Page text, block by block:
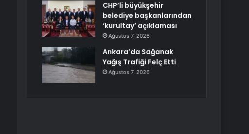
CHP’li büyükşehir
belediye başkanlarından
‘kurultay’ açıklaması
Ağustos 7, 2026
Ankara’da Sağanak
Yağış Trafiği Felç Etti
Ağustos 7, 2026